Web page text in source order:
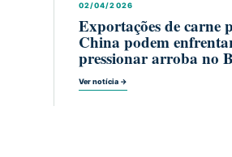
02/04/2026
Exportações de carne
China podem
pressionar arroba no
Ver notícia →